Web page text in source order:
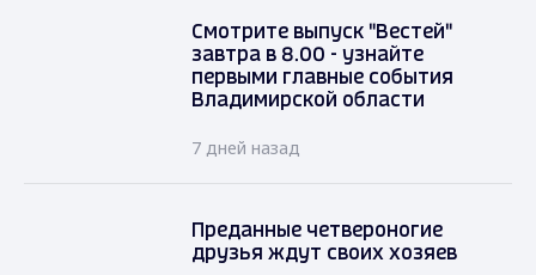
Смотрите выпуск "Вестей"
завтра в 8.00 - узнайте
первыми главные события
Владимирской области
7 дней назад
Преданные четвероногие
друзья ждут своих хозяев